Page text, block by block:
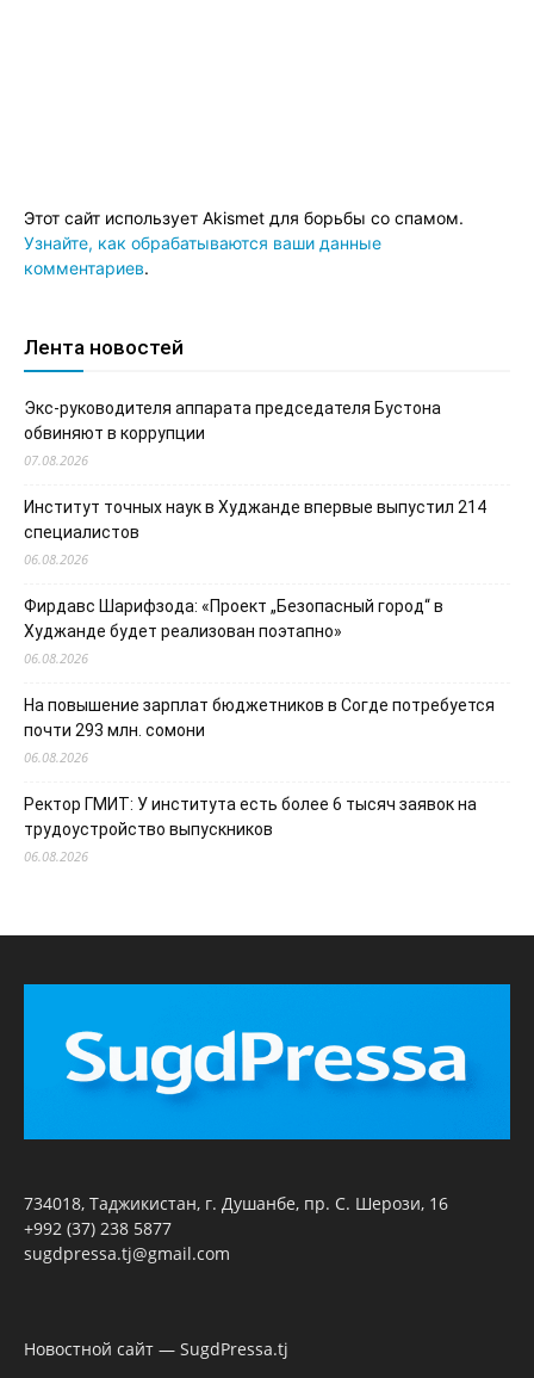
Этот сайт использует Akismet для борьбы со спамом.
Узнайте, как обрабатываются ваши данные
комментариев.
Лента новостей
Экс-руководителя аппарата председателя Бустона
обвиняют в коррупции
07.08.2026
Институт точных наук в Худжанде впервые выпустил 214
специалистов
06.08.2026
Фирдавс Шарифзода: «Проект „Безопасный город“ в
Худжанде будет реализован поэтапно»
06.08.2026
На повышение зарплат бюджетников в Согде потребуется
почти 293 млн. сомони
06.08.2026
Ректор ГМИТ: У института есть более 6 тысяч заявок на
трудоустройство выпускников
06.08.2026
734018, Таджикистан, г. Душанбе, пр. С. Шерози, 16
+992 (37) 238 5877
sugdpressa.tj@gmail.com
Новостной сайт — SugdPressa.tj